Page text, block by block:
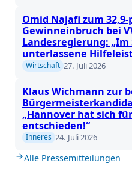
Omid Najafi zum
Gewinneinbruch bei
Landesregierung:
unterlassene
Wirtschaft 27. Juli 2026
Klaus Wichmann zur
„Hannover hat sich
entschieden!“
Inneres 24. Juli 2026
Alle Pressemitteilungen